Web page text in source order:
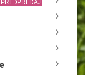
PREDPREDAJ